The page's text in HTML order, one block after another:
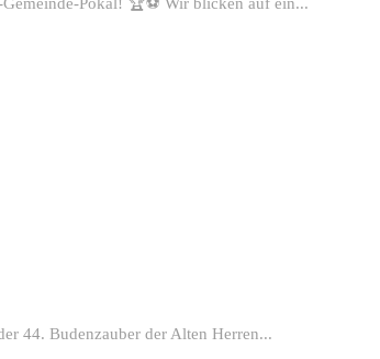
44. Budenzauber der Alten Herren...